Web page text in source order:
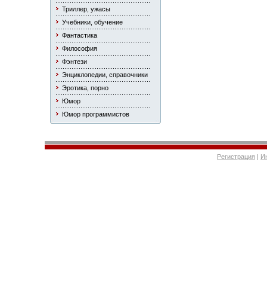
Триллер, ужасы
Учебники, обучение
Фантастика
Философия
Фэнтези
Энциклопедии, справочники
Эротика, порно
Юмор
Юмор программистов
Регистрация |